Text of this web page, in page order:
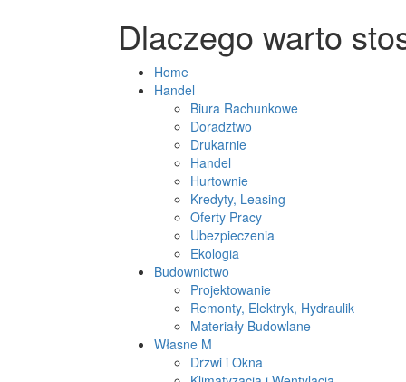
Dlaczego warto
Home
Handel
Biura Rachunkowe
Doradztwo
Drukarnie
Handel
Hurtownie
Kredyty, Leasing
Oferty Pracy
Ubezpieczenia
Ekologia
Budownictwo
Projektowanie
Remonty, Elektryk, Hydraulik
Materiały Budowlane
Własne M
Drzwi i Okna